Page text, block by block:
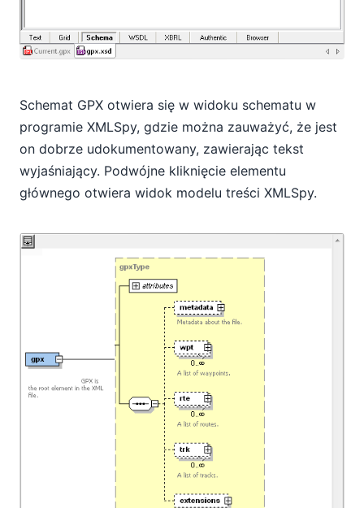
Schemat GPX otwiera się w widoku schematu w
programie XMLSpy, gdzie można zauważyć, że jest
on dobrze udokumentowany, zawierając tekst
wyjaśniający. Podwójne kliknięcie elementu
głównego otwiera widok modelu treści XMLSpy.